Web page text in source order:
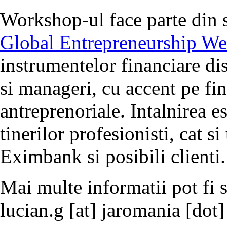
Workshop-ul face parte din
Global Entrepreneurship
instrumentelor financiare
si manageri, cu accent pe
antreprenoriale. Intalnirea
tinerilor profesionisti, cat
Eximbank si posibili clienti.
Mai multe informatii pot fi
lucian.g [at] jaromania